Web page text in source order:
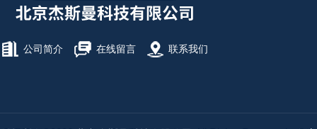
公司简介 在线留言 联系我们